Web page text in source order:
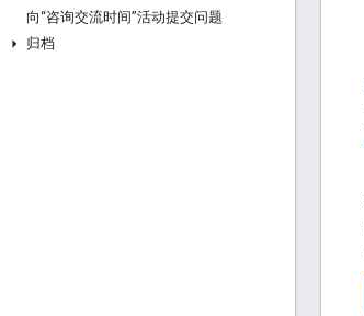
向“咨询交流时间”活动提交问题
归档